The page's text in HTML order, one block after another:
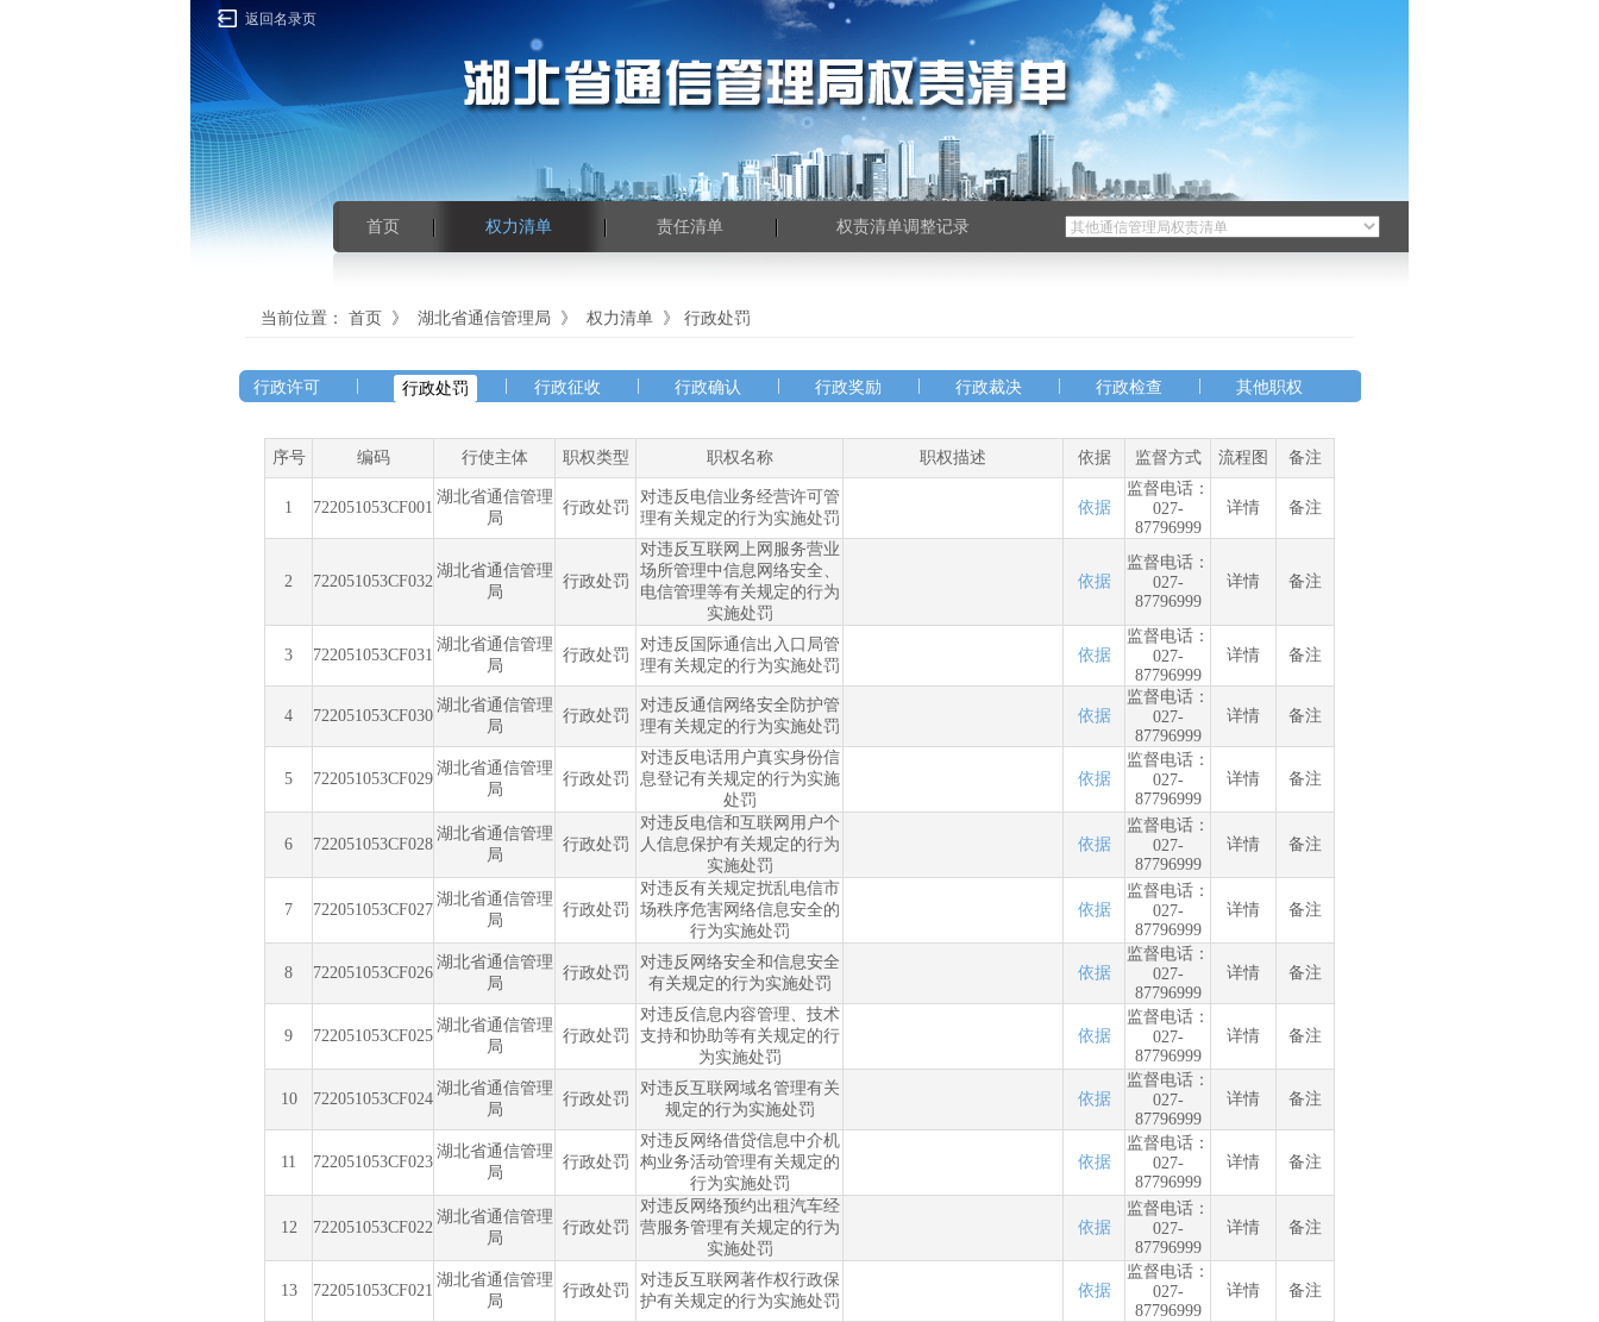
返回名录页
首页 权力清单 责任清单 权责清单调整记录
当前位置： 首页 》 湖北省通信管理局 》 权力清单 》 行政处罚
行政许可 行政处罚 行政征收 行政确认 行政奖励 行政裁决 行政检查 其他职权
序号 编码 行使主体 职权类型 职权名称 职权描述 依据 监督方式 流程图 备注
1 722051053CF001
湖北省通信管理
局
行政处罚
对违反电信业务经营许可管
理有关规定的行为实施处罚
依据
监督电话：
027-
87796999
详情 备注
2 722051053CF032
湖北省通信管理
局
行政处罚
对违反互联网上网服务营业
场所管理中信息网络安全、
电信管理等有关规定的行为
实施处罚
依据
监督电话：
027-
87796999
详情 备注
3 722051053CF031
湖北省通信管理
局
行政处罚
对违反国际通信出入口局管
理有关规定的行为实施处罚
依据
监督电话：
027-
87796999
详情 备注
4 722051053CF030
湖北省通信管理
局
行政处罚
对违反通信网络安全防护管
理有关规定的行为实施处罚
依据
监督电话：
027-
87796999
详情 备注
5 722051053CF029
湖北省通信管理
局
行政处罚
对违反电话用户真实身份信
息登记有关规定的行为实施
处罚
依据
监督电话：
027-
87796999
详情 备注
6 722051053CF028
湖北省通信管理
局
行政处罚
对违反电信和互联网用户个
人信息保护有关规定的行为
实施处罚
依据
监督电话：
027-
87796999
详情 备注
7 722051053CF027
湖北省通信管理
局
行政处罚
对违反有关规定扰乱电信市
场秩序危害网络信息安全的
行为实施处罚
依据
监督电话：
027-
87796999
详情 备注
8 722051053CF026
湖北省通信管理
局
行政处罚
对违反网络安全和信息安全
有关规定的行为实施处罚
依据
监督电话：
027-
87796999
详情 备注
9 722051053CF025
湖北省通信管理
局
行政处罚
对违反信息内容管理、技术
支持和协助等有关规定的行
为实施处罚
依据
监督电话：
027-
87796999
详情 备注
10 722051053CF024
湖北省通信管理
局
行政处罚
对违反互联网域名管理有关
规定的行为实施处罚
依据
监督电话：
027-
87796999
详情 备注
11 722051053CF023
湖北省通信管理
局
行政处罚
对违反网络借贷信息中介机
构业务活动管理有关规定的
行为实施处罚
依据
监督电话：
027-
87796999
详情 备注
12 722051053CF022
湖北省通信管理
局
行政处罚
对违反网络预约出租汽车经
营服务管理有关规定的行为
实施处罚
依据
监督电话：
027-
87796999
详情 备注
13 722051053CF021
湖北省通信管理
局
行政处罚
对违反互联网著作权行政保
护有关规定的行为实施处罚
依据
监督电话：
027-
87796999
详情 备注